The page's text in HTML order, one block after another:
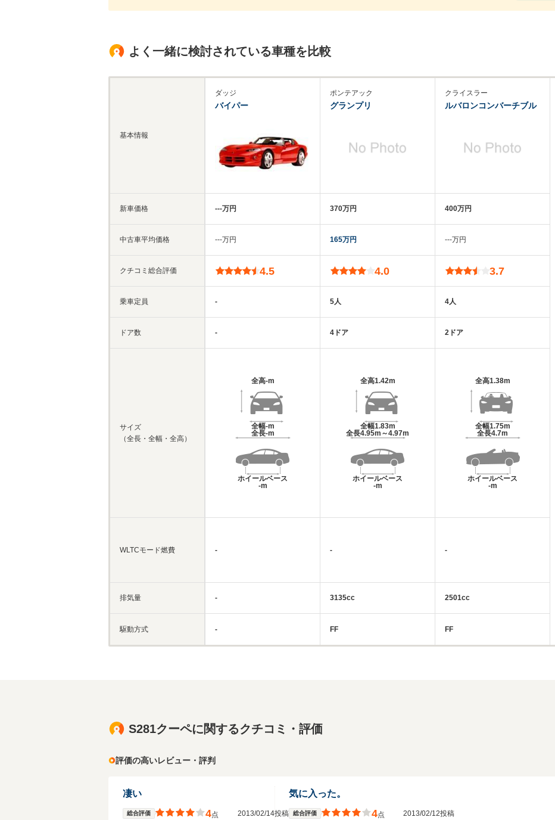
よく一緒に検討されている車種を比較
基本情報
新車価格
中古車平均価格
クチコミ総合評価
乗車定員
ドア数
サイズ
（全長・全幅・全高）
WLTCモード燃費
排気量
駆動方式
ダッジ
バイパー
‐‐‐万円
‐‐‐万円
4.5
-
-
全高-m
全幅-m
全長-m
ホイールベース
-m
-
-
-
ポンテアック
グランプリ
370万円
165万円
4.0
5人
4ドア
全高1.42m
全幅1.83m
全長4.95m～4.97m
ホイールベース
-m
-
3135cc
FF
クライスラー
ルバロンコンバーチブル
400万円
‐‐‐万円
3.7
4人
2ドア
全高1.38m
全幅1.75m
全長4.7m
ホイールベース
-m
-
2501cc
FF
S281クーペに関するクチコミ・評価
評価の高いレビュー・評判
凄い
総合評価 4点 2013/02/14投稿
気に入った。
総合評価 4点 2013/02/12投稿